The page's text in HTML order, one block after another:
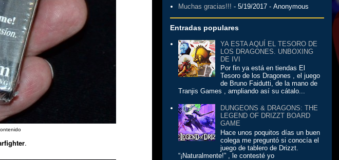
.
Muchas gracias!!! - 5/19/2017 - Anonymous
Entradas populares
YA ESTA AQUÍ EL TESORO DE
LOS DRAGONES. UNBOXING
DE IVI
Por fin ya está en tiendas El
Tesoro de los Dragones , el juego
de Bruno Faidutti, de la mano de
Tranjis Games , ampliando así su cátalo...
DUNGEONS & DRAGONS: THE
LEGEND OF DRIZZT BOARD
GAME
Hace unos poquitos días un buen
colega me preguntó si conocía el
juego de tablero de Drizzt.
“¡Naturalmente!” , le contesté yo